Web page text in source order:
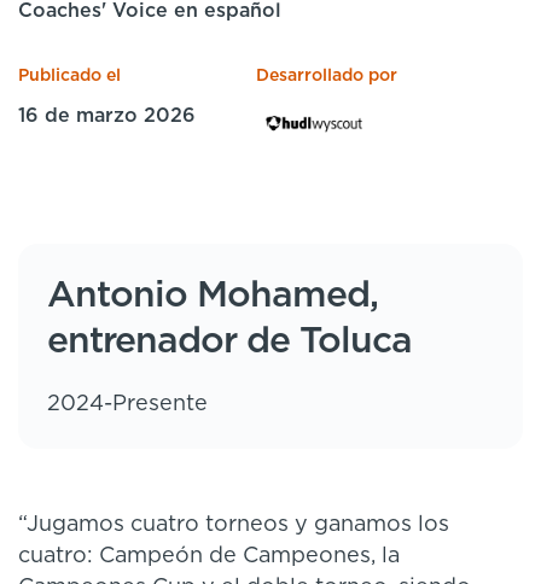
Coaches' Voice en español
Publicado el
16 de marzo 2026
Desarrollado por
Antonio Mohamed,
entrenador de Toluca
2024-Presente
“Jugamos cuatro torneos y ganamos los
cuatro: Campeón de Campeones, la